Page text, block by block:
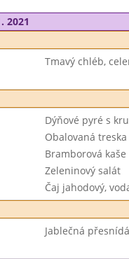
2021
Tmavý chléb,
Dýňové pyré s
Obalovaná
Bramborová kaše
Zeleninový salát
Čaj jahodový,
Jablečná